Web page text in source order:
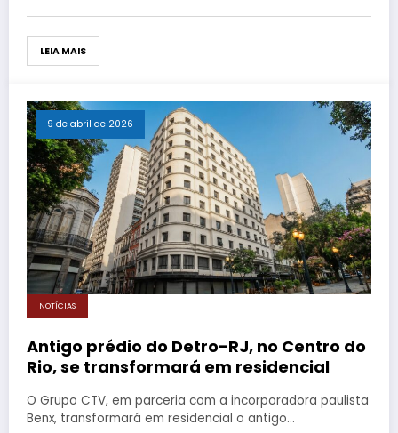
LEIA MAIS
9 de abril de 2026
NOTÍCIAS
Antigo prédio do Detro-RJ, no Centro do
Rio, se transformará em residencial
O Grupo CTV, em parceria com a incorporadora paulista
Benx, transformará em residencial o antigo…